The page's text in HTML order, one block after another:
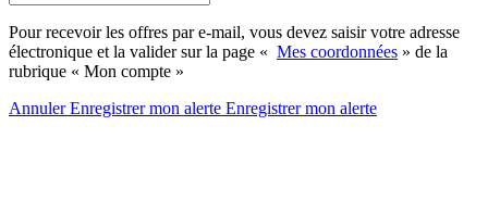
Pour recevoir les offres par e-mail, vous devez saisir votre adresse
électronique et la valider sur la page « Mes coordonnées » de la
rubrique « Mon compte »
AnnulerEnregistrer mon alerte Enregistrermon alerte